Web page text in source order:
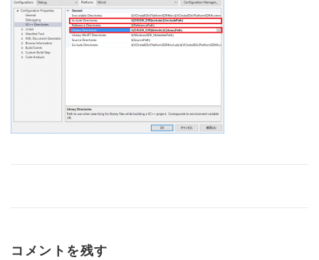
コメントを残す